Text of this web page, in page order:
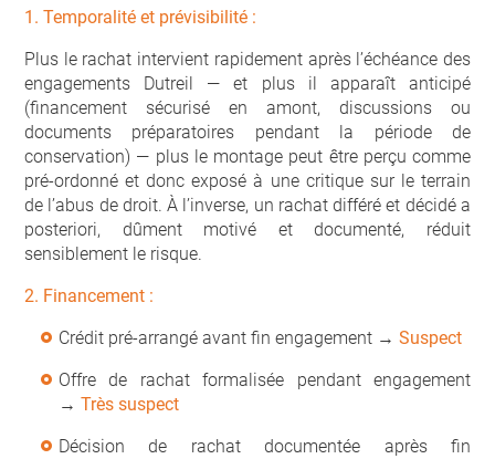
1. Temporalité et prévisibilité :
Plus le rachat intervient rapidement après l’échéance des
engagements Dutreil — et plus il apparaît anticipé
(financement sécurisé en amont, discussions ou
documents préparatoires pendant la période de
conservation) — plus le montage peut être perçu comme
pré-ordonné et donc exposé à une critique sur le terrain
de l’abus de droit. À l’inverse, un rachat différé et décidé a
posteriori, dûment motivé et documenté, réduit
sensiblement le risque.
2. Financement :
Crédit pré-arrangé avant fin engagement → Suspect
Offre de rachat formalisée pendant engagement
→ Très suspect
Décision de rachat documentée après fin